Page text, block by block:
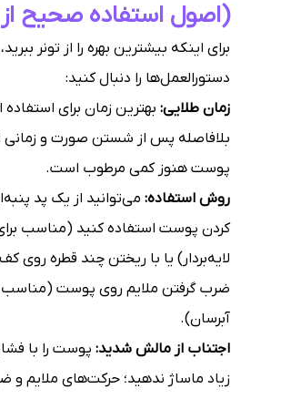
(اصول استفاده صحیح از
برای اینکه بیشترین بهره را از تونر
دستورالعمل‌ها را دنبال کنید:
زمان طلایی: بهترین زمان برای استفاده
بلافاصله پس از شستن صورت و
پوست هنوز کمی مرطوب است.
روش استفاده: می‌توانید از یک پد
کردن پوست استفاده کنید (مناسب
لایه‌بردار) یا با ریختن چند قطره روی
ضرب گرفتن ملایم روی پوست (مناسب
آبرسان).
اجتناب از مالش شدید: پوست را با
زیاد ماساژ ندهید؛ حرکت‌های ملایم و